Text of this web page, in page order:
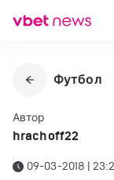
Футбол
Автор
hrachoff22
09-03-2018 |